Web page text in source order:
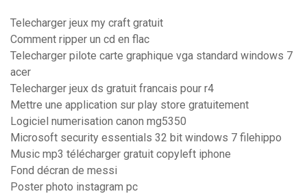
Telecharger jeux my craft gratuit
Comment ripper un cd en flac
Telecharger pilote carte graphique vga standard windows 7
acer
Telecharger jeux ds gratuit francais pour r4
Mettre une application sur play store gratuitement
Logiciel numerisation canon mg5350
Microsoft security essentials 32 bit windows 7 filehippo
Music mp3 télécharger gratuit copyleft iphone
Fond décran de messi
Poster photo instagram pc